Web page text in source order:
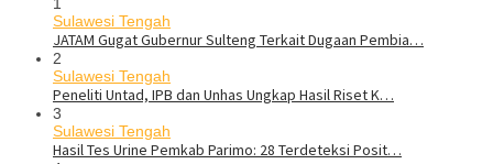
1
Sulawesi Tengah
JATAM Gugat Gubernur Sulteng Terkait Dugaan Pembia…
2
Sulawesi Tengah
Peneliti Untad, IPB dan Unhas Ungkap Hasil Riset K…
3
Sulawesi Tengah
Hasil Tes Urine Pemkab Parimo: 28 Terdeteksi Posit…